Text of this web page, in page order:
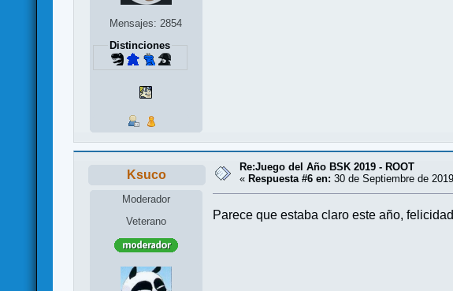
Mensajes: 2854
Distinciones
Ksuco
Moderador
Veterano
Re:Juego del Año BSK 2019 - ROOT
«Respuesta #6 en: 30 de Septiembre de
Parece que estaba claro este año,